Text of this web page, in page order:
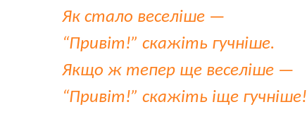
Як стало веселіше —
“Привіт!” скажіть гучніше.
Якщо ж тепер ще веселіше —
“Привіт!” скажіть іще гучніше!